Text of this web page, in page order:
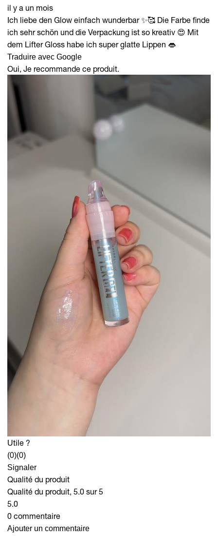
il y a un mois
Ich liebe den Glow einfach wunderbar ✨🥰 Die Farbe finde
ich sehr schön und die Verpackung ist so kreativ 😍 Mit
dem Lifter Gloss habe ich super glatte Lippen 👄
Traduire avec Google
Oui, Je recommande ce produit.
Utile ?
(0)(0)
Signaler
Qualité du produit
Qualité du produit, 5.0 sur 5
5.0
0 commentaire
Ajouter un commentaire